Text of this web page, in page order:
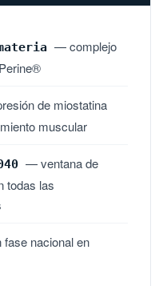
— complejo
de miostatina
muscular
— ventana de
todas las
nacional en